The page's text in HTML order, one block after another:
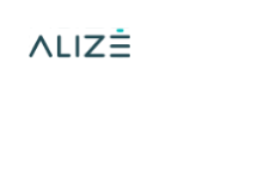
on line137